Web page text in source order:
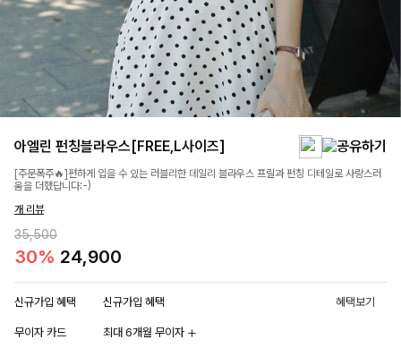
아엘린 펀칭블라우스[FREE,L사이즈]
[주문폭주🔥]편하게 입을 수 있는 러블리한 데일리 블라우스 프릴과 펀칭 디테일로 사랑스러
움을 더했답니다:-)
개 리뷰
35,500
30% 24,900
신규가입 혜택 신규가입 혜택 혜택보기
무이자 카드 최대 6개월 무이자